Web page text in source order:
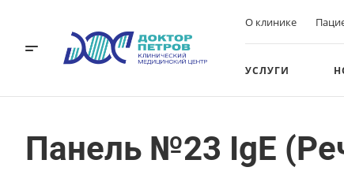
О клинике
УСЛУГИ
Панель №23 IgE